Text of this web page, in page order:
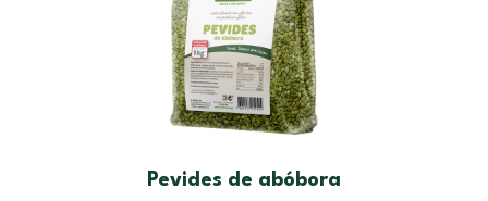
Pevides de abóbora